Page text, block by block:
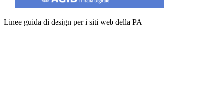
Linee guida di design per i siti web della PA